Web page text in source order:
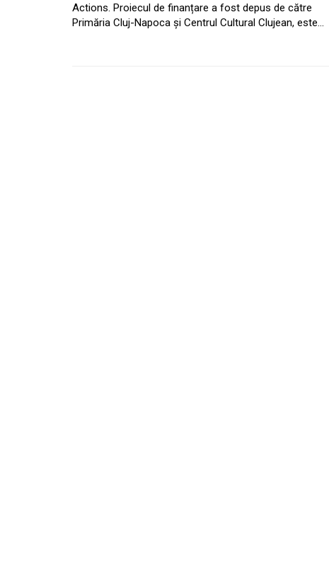
Actions. Proiecul de finanțare a fost depus de către
Primăria Cluj-Napoca și Centrul Cultural Clujean, este…